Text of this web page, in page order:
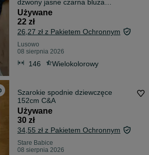
dzwony jasne czarna bluza
panterka sweter Minnie Mouse
Używane
22 zł
26,27 zł z Pakietem Ochronnym
Lusowo
08 sierpnia 2026
146 Wielokolorowy
Szarokie spodnie dziewczęce
152cm C&A
Używane
30 zł
34,55 zł z Pakietem Ochronnym
Stare Babice
08 sierpnia 2026